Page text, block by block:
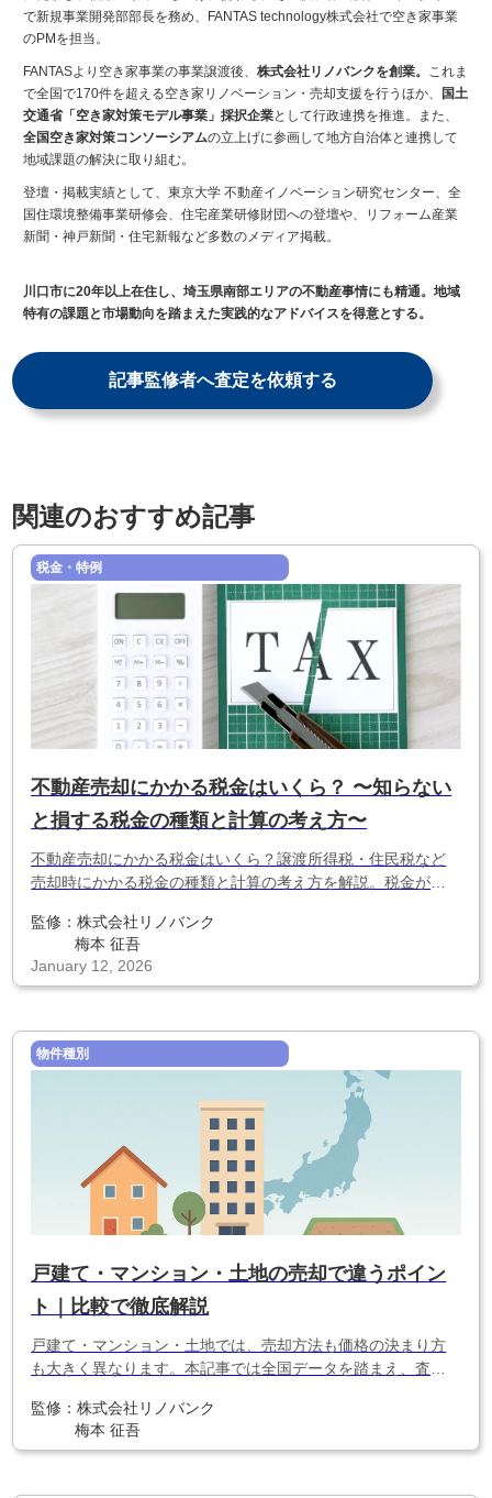
で新規事業開発部部長を務め、FANTAS technology株式会社で空き家事業
のPMを担当。
FANTASより空き家事業の事業譲渡後、株式会社リノバンクを創業。 これま
で全国で170件を超える空き家リノベーション・売却支援を行うほか、
国土
交通省「空き家対策モデル事業」採択企業として行政連携を推進。また、
全国空き家対策コンソーシアムの立上げに参画して地方自治体と連携して
地域課題の解決に取り組む。
登壇・掲載実績として、東京大学 不動産イノベーション研究センター、全
国住環境整備事業研修会、住宅産業研修財団への登壇や、リフォーム産業
新聞・神戸新聞・住宅新報など多数のメディア掲載。
川口市に20年以上在住し、埼玉県南部エリアの不動産事情にも精通。地域
特有の課題と市場動向を踏まえた実践的なアドバイスを得意とする。
記事監修者へ査定を依頼する
関連のおすすめ記事
税金・特例
不動産売却にかかる税金はいくら？ 〜知らない
と損する税金の種類と計算の考え方〜
不動産売却にかかる税金はいくら？譲渡所得税・住民税など
売却時にかかる税金の種類と計算の考え方を解説。税金がか
がわかります。
監修：株式会社リノバンク
梅本 征吾
January 12, 2026
物件種別
戸建て・マンション・土地の売却で違うポイン
ト｜比較で徹底解説
戸建て・マンション・土地では、売却方法も価格の決まり方
も大きく異なります。本記事では全国データを踏まえ、査
でも迷わないポイントをまとめました。
監修：株式会社リノバンク
梅本 征吾